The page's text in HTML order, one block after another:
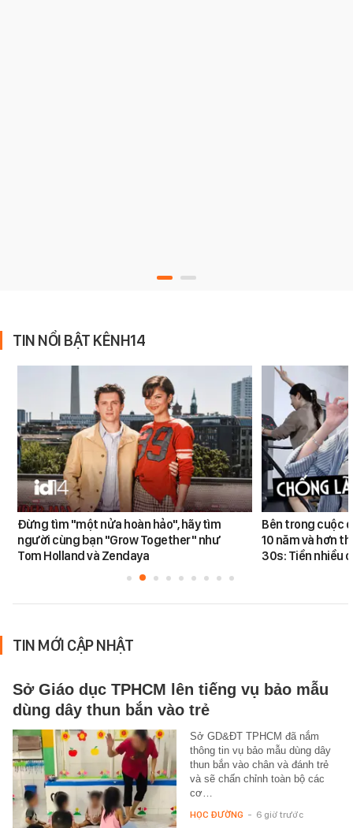
TIN NỔI BẬT KÊNH14
Đừng tìm "một nửa hoàn hảo", hãy tìm
người cùng bạn "Grow Together" như
Tom Holland và Zendaya
Bên trong cuộc
10 năm và hơn
30s: Tiền nhiều
TIN MỚI CẬP NHẬT
Sở Giáo dục TPHCM lên tiếng vụ bảo mẫu
dùng dây thun bắn vào trẻ
Sở GD&ĐT TPHCM đã nắm
thông tin vụ bảo mẫu dùng dây
thun bắn vào chân và đánh trẻ
và sẽ chấn chỉnh toàn bộ các
cơ…
HỌC ĐƯỜNG - 6 giờ trước